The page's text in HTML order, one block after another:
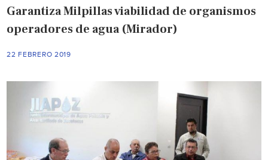
Garantiza Milpillas viabilidad de organismos
operadores de agua (Mirador)
22 FEBRERO 2019